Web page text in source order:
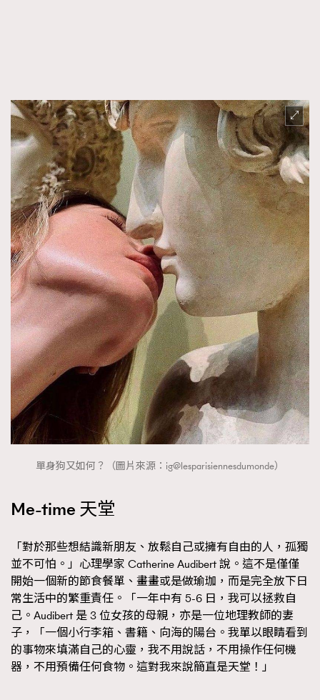
TRENDING
AFrenchMind
DressLikeAParisienne
EmpowerF
FashionWeek FigaroAesthetic
單身狗又如何？（圖片來源：ig@lesparisiennesdumonde）
Me-time 天堂
「對於那些想結識新朋友、放鬆自己或擁有自由的人，孤獨
並不可怕。」心理學家 Catherine Audibert 說。這不是僅僅
開始一個新的節食餐單、畫畫或是做瑜珈，而是完全放下日
常生活中的繁重責任。「一年中有 5-6 日，我可以拯救自
己。Audibert 是 3 位女孩的母親，亦是一位地理教師的妻
子，「一個小行李箱、書籍、向海的陽台。我單以眼睛看到
的事物來填滿自己的心靈，我不用說話，不用操作任何機
器，不用預備任何食物。這對我來說簡直是天堂！」